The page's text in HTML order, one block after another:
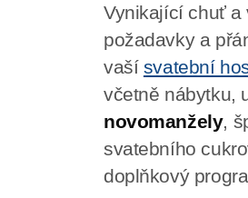
Vynikající chuť a
požadavky a
vaší svatební
včetně nábytku,
novomanžely,
svatebního
doplňkový